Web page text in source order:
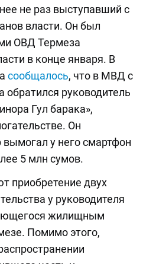
не раз выступавший с
власти. Он был
ОВД Термеза
в конце января. В
сообщалось, что в МВД с
обратился руководитель
Гул барака»,
Он
у него смартфон
5 млн сумов.
приобретение двух
у руководителя
жилищным
Помимо этого,